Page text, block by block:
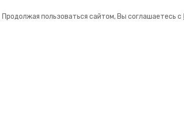
Продолжая пользоваться сайтом, Вы соглашаетесь с